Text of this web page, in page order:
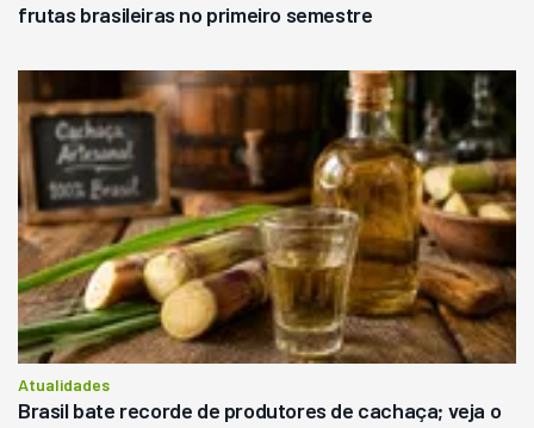
frutas brasileiras no primeiro semestre
Atualidades
Brasil bate recorde de produtores de cachaça; veja o